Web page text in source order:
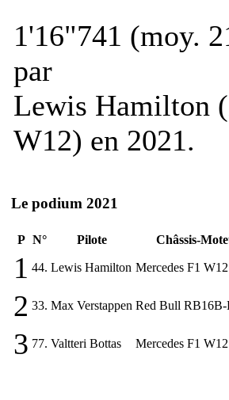
1'16"741 (moy.
par
Lewis Hamilton
W12) en 2021.
Le podium 2021
P N° Pilote Châssis-
1 44. Lewis Hamilton Mercedes F1 W12
2 33. Max Verstappen Red Bull RB16B-
3 77. Valtteri Bottas Mercedes F1 W12